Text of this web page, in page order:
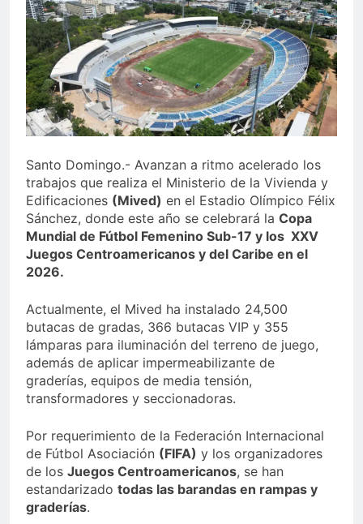
Sector de bancas deportivas
plantea posición sobre
proyecto de Ley General de
Juegos de Azar
4 Días Ago
Santo Domingo.- Avanzan a ritmo acelerado los
trabajos que realiza el Ministerio de la Vivienda y
Edificaciones (Mived) en el Estadio Olímpico Félix
Sánchez, donde este año se celebrará la Copa
Mundial de Fútbol Femenino Sub-17 y los XXV
Juegos Centroamericanos y del Caribe en el
2026.
Actualmente, el Mived ha instalado 24,500
butacas de gradas, 366 butacas VIP y 355
lámparas para iluminación del terreno de juego,
además de aplicar impermeabilizante de
graderías, equipos de media tensión,
transformadores y seccionadoras.
Por requerimiento de la Federación Internacional
de Fútbol Asociación (FIFA) y los organizadores
de los Juegos Centroamericanos, se han
estandarizado todas las barandas en rampas y
graderías.